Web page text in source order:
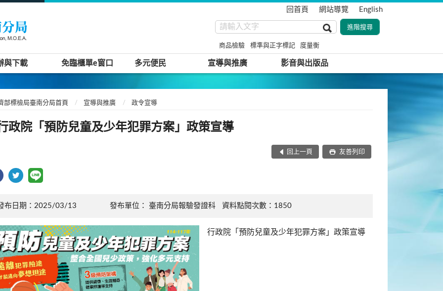
回首頁 網站導覽 English
商品檢驗 標準與正字標記 度量衡
與下載 免臨櫃單e窗口 多元便民 宣導與推廣 影音與出版品
部標檢局臺南分局首頁 宣導與推廣 政令宣導
政院「預防兒童及少年犯罪方案」政策宣導
回上一頁 友善列印
布日期：2025/03/13 發布單位： 臺南分局報驗發證科 資料點閱次數：1850
行政院「預防兒童及少年犯罪方案」政策宣導